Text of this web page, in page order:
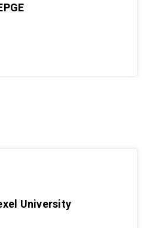
University